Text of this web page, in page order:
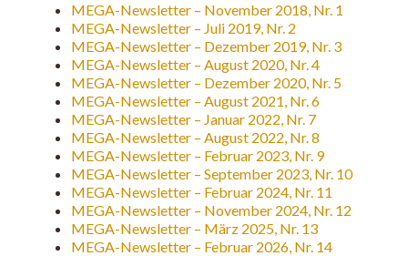
MEGA-Newsletter – November 2018, Nr. 1
MEGA-Newsletter – Juli 2019, Nr. 2
MEGA-Newsletter – Dezember 2019, Nr. 3
MEGA-Newsletter – August 2020, Nr. 4
MEGA-Newsletter – Dezember 2020, Nr. 5
MEGA-Newsletter – August 2021, Nr. 6
MEGA-Newsletter – Januar 2022, Nr. 7
MEGA-Newsletter – August 2022, Nr. 8
MEGA-Newsletter – Februar 2023, Nr. 9
MEGA-Newsletter – September 2023, Nr. 10
MEGA-Newsletter – Februar 2024, Nr. 11
MEGA-Newsletter – November 2024, Nr. 12
MEGA-Newsletter – März 2025, Nr. 13
MEGA-Newsletter – Februar 2026, Nr. 14